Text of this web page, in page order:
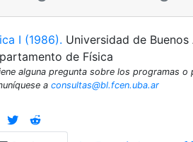
I (1986). Universidad de
de Física
alguna pregunta sobre los programas
a consultas@bl.fcen.uba.ar